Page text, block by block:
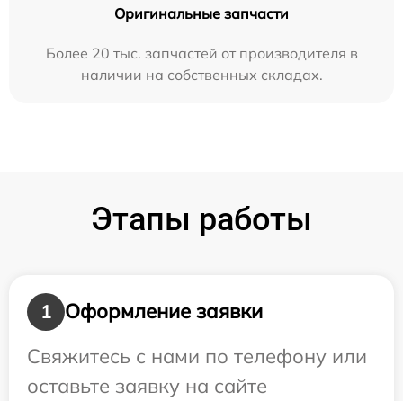
Оригинальные запчасти
Более 20 тыс. запчастей от производителя в
наличии на собственных складах.
Этапы работы
1
Оформление заявки
Свяжитесь с нами по телефону или
оставьте заявку на сайте